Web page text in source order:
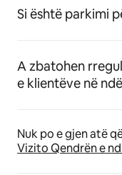
Si është parkimi
A zbatohen
e klientëve në
Nuk po e gjen atë
Vizito Qendrën e